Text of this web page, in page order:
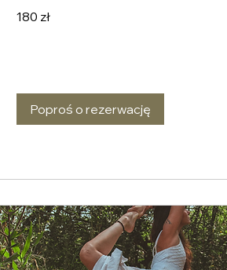
złotych
180 zł
Poproś o rezerwację